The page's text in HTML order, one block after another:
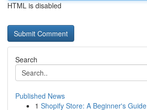
HTML is disabled
Search
Published News
1 Shopify Store: A Beginner's Guide